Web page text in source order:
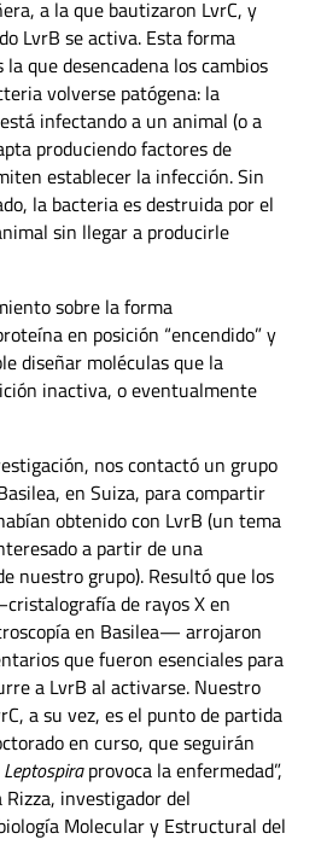
a la que bautizaron LvrC, y
LvrB se activa. Esta forma
la que desencadena los cambios
volverse patógena: la
infectando a un animal (o a
produciendo factores de
establecer la infección. Sin
la bacteria es destruida por el
sin llegar a producirle
sobre la forma
en posición “encendido” y
diseñar moléculas que la
inactiva, o eventualmente
nos contactó un grupo
en Suiza, para compartir
obtenido con LvrB (un tema
a partir de una
nuestro grupo). Resultó que los
de rayos X en
en Basilea— arrojaron
que fueron esenciales para
a LvrB al activarse. Nuestro
a su vez, es el punto de partida
en curso, que seguirán
Leptospiraprovoca la enfermedad”,
investigador del
Molecular y Estructural del